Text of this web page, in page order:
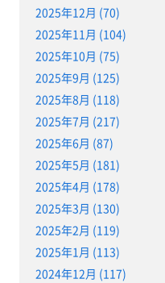
2025年12月 (70)
2025年11月 (104)
2025年10月 (75)
2025年9月 (125)
2025年8月 (118)
2025年7月 (217)
2025年6月 (87)
2025年5月 (181)
2025年4月 (178)
2025年3月 (130)
2025年2月 (119)
2025年1月 (113)
2024年12月 (117)